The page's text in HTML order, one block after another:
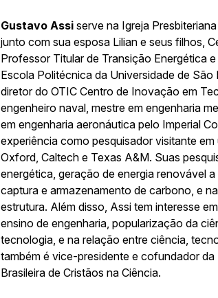
Gustavo Assi serve na Igreja
junto com sua esposa Lilian e seus filhos,
Professor Titular de Transição Energética
Escola Politécnica da Universidade de
diretor do OTIC Centro de Inovação em
engenheiro naval, mestre em engenharia
em engenharia aeronáutica pelo Imperial
experiência como pesquisador visitante
Oxford, Caltech e Texas A&M. Suas
energética, geração de energia renovável
captura e armazenamento de carbono, e
estrutura. Além disso, Assi tem interesse
ensino de engenharia, popularização da
tecnologia, e na relação entre ciência,
também é vice-presidente e cofundador
Brasileira de Cristãos na Ciência.